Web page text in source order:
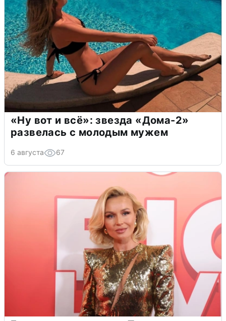
«Ну вот и всё»: звезда «Дома-2»
развелась с молодым мужем
6 августа 67